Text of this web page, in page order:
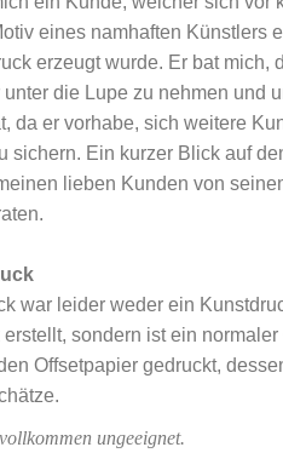
eines namhaften Künstlers
erzeugt wurde. Er bat mich,
die Lupe zu nehmen und
da er vorhabe, sich weitere
sichern. Ein kurzer Blick auf
lieben Kunden von
war leider weder ein
sondern ist ein normaler
Offsetpapier gedruckt,
ungeeignet.